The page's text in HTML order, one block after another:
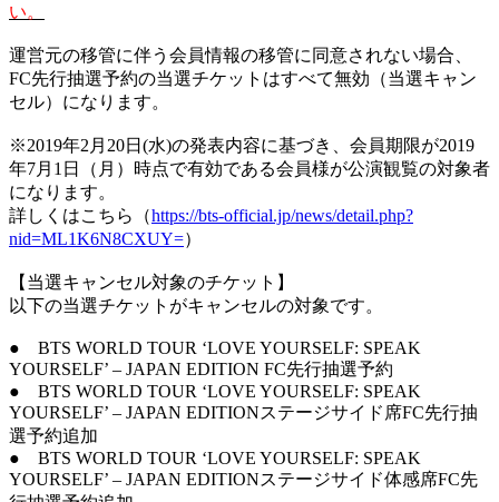
い。
運営元の移管に伴う会員情報の移管に同意されない場合、
FC先行抽選予約の当選チケットはすべて無効（当選キャン
セル）になります。
※2019年2月20日(水)の発表内容に基づき、会員期限が2019
年7月1日（月）時点で有効である会員様が公演観覧の対象者
になります。
詳しくはこちら（https://bts-official.jp/news/detail.php?
nid=ML1K6N8CXUY=）
【当選キャンセル対象のチケット】
以下の当選チケットがキャンセルの対象です。
● BTS WORLD TOUR ‘LOVE YOURSELF: SPEAK
YOURSELF’ – JAPAN EDITION FC先行抽選予約
● BTS WORLD TOUR ‘LOVE YOURSELF: SPEAK
YOURSELF’ – JAPAN EDITIONステージサイド席FC先行抽
選予約追加
● BTS WORLD TOUR ‘LOVE YOURSELF: SPEAK
YOURSELF’ – JAPAN EDITIONステージサイド体感席FC先